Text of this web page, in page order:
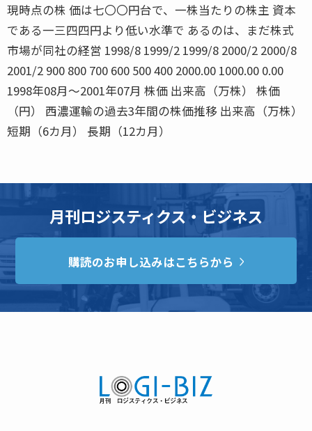
現時点の株 価は七〇〇円台で、一株当たりの株主 資本
である一三四四円より低い水準で あるのは、まだ株式
市場が同社の経営 1998/8 1999/2 1999/8 2000/2 2000/8
2001/2 900 800 700 600 500 400 2000.00 1000.00 0.00
1998年08月〜2001年07月 株価 出来高（万株） 株価
（円） 西濃運輸の過去3年間の株価推移 出来高（万株）
短期（6カ月） 長期（12カ月）
月刊ロジスティクス・ビジネス
購読のお申し込みはこちらから